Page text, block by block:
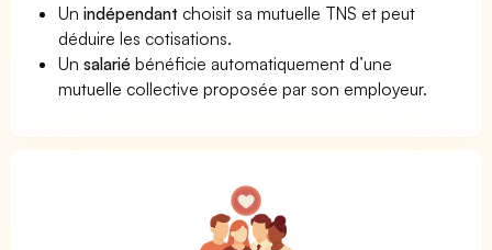
Unindépendant choisit sa mutuelle TNS et peut
déduire les cotisations.
Unsalarié bénéficie automatiquement d’une
mutuelle collective proposée par son employeur.